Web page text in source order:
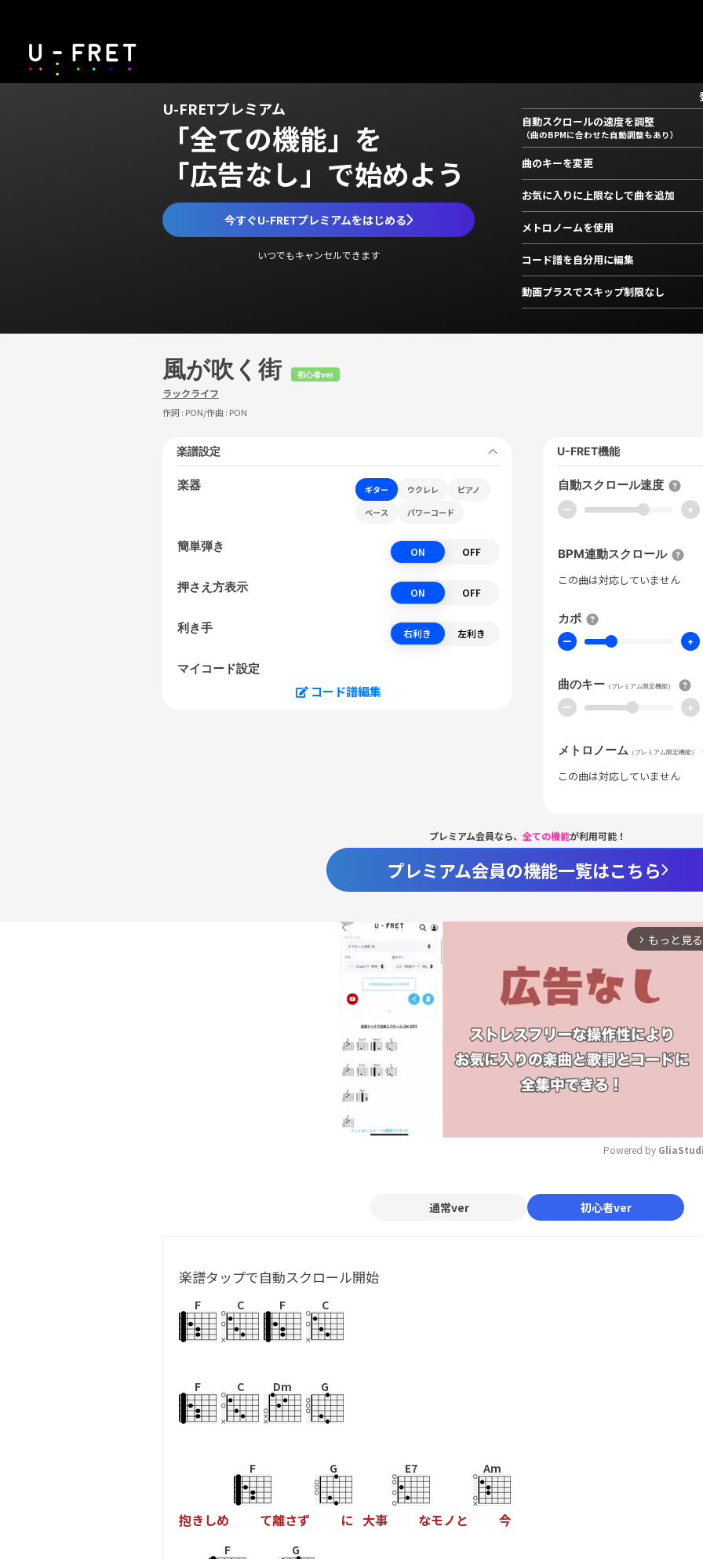
U-FRETプレミアム
「全ての機能」を
「広告なし」で始めよう
今すぐU-FRETプレミアムをはじめる
いつでもキャンセルできます
自動スクロールの速度を調整
（曲のBPMに合わせた自動調整もあり）
曲のキーを変更
お気に入りに上限なしで曲を追加
メトロノームを使用
コード譜を自分用に編集
動画プラスでスキップ制限なし
風が吹く街 初心者ver
ラックライフ
作詞 : PON/作曲 : PON
楽譜設定
楽器 ギター ウクレレ
ピアノ
ベース
パワーコード
簡単弾き ON OFF
押さえ方表示 ON OFF
利き手 右利き 左利き
マイコード設定
コード譜編集
U-FRET機能
自動スクロール速度
ー +
BPM連動スクロール
この曲は対応していません
カポ
ー +
曲のキー （プレミアム限定機能）
ー +
メトロノーム （プレミアム限定機能）
この曲は対応していません
プレミアム会員なら、 全ての機能が利用可能！
プレミアム会員の機能一覧はこちら
arrow_forward_ios もっと見る
Mute
Powered by
通常ver 初心者ver
楽譜タップで自動スクロール開始
F C F C
F C Dm G
抱き しめ
F
て離さず
G
に 大事
E7
なモノ と
Am
今
F G